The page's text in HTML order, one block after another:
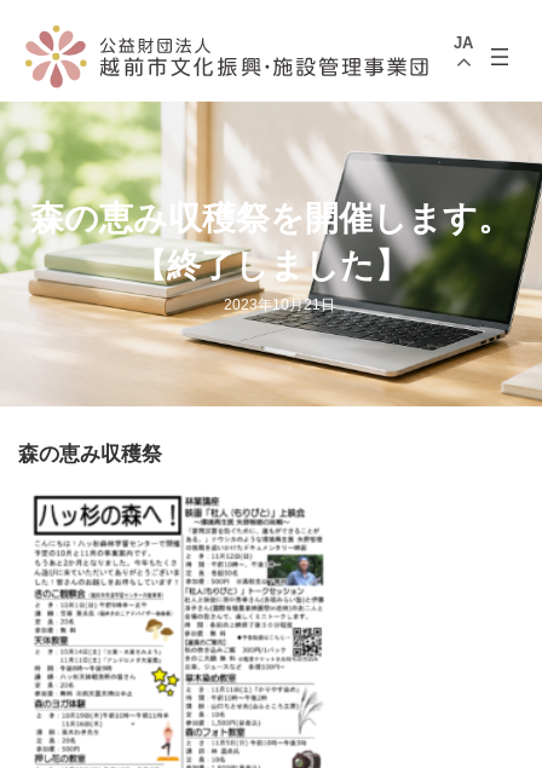
へ
ス
キ
ッ
プ
ョ
ン
に
移
動
JA
森の恵み収穫祭を開催します。
【終了しました】
2023年10月21日
森の恵み収穫祭